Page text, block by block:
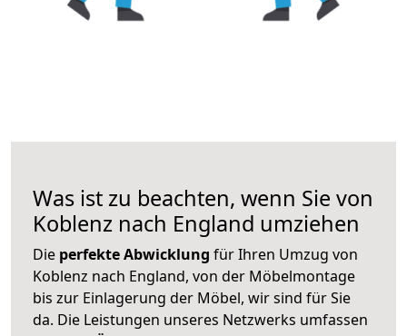
Was ist zu beachten, wenn Sie von
Koblenz nach England umziehen
Die perfekte Abwicklung für Ihren Umzug von
Koblenz nach England, von der Möbelmontage
bis zur Einlagerung der Möbel, wir sind für Sie
da. Die Leistungen unseres Netzwerks umfassen